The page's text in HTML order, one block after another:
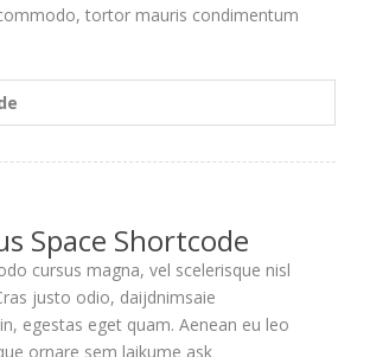
tortor mauris condimentum
Space Shortcode
cursus magna, vel scelerisque nisl
justo odio, daijdnimsaie
egestas eget quam. Aenean eu leo
ornare sem laikume ask